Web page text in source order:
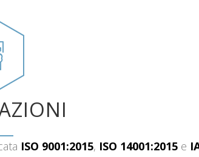
ISO 9001:2015, ISO 14001:2015 e